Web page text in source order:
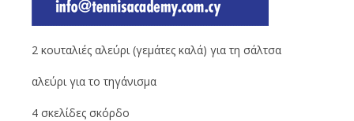
2 κουταλιές αλεύρι (γεμάτες καλά) για τη σάλτσα
αλεύρι για το τηγάνισμα
4 σκελίδες σκόρδο